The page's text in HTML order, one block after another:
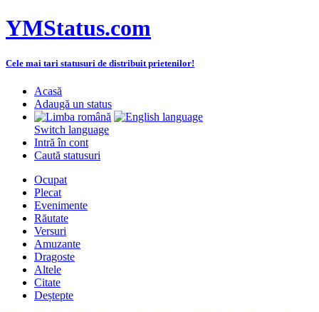
YMStatus.com
Cele mai tari statusuri de distribuit prietenilor!
Acasă
Adaugă un status
Switch language
Intră în cont
Caută statusuri
Ocupat
Plecat
Evenimente
Răutate
Versuri
Amuzante
Dragoste
Altele
Citate
Deștepte